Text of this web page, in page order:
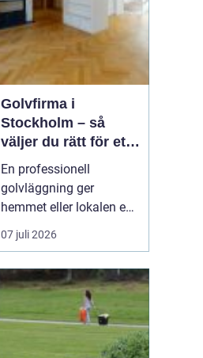
Golvfirma i
Stockholm – så
väljer du rätt för ett
hållbart golv
En professionell
golvläggning ger
hemmet eller lokalen en
helt ny känsla. Rätt
material, rätt
hantverkare gör
skillnaden mellan ett
golv som håller i fem år
och ett som håller i fle...
07 juli 2026